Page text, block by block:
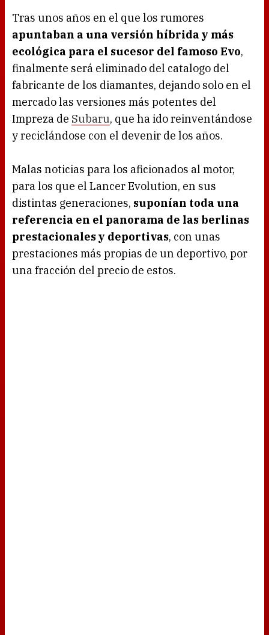
Tras unos años en el que los rumores
apuntaban a una versión híbrida y más
ecológica para el sucesor del famoso Evo,
finalmente será eliminado del catalogo del
fabricante de los diamantes, dejando solo en el
mercado las versiones más potentes del
Impreza de Subaru, que ha ido reinventándose
y reciclándose con el devenir de los años.
Malas noticias para los aficionados al motor,
para los que el Lancer Evolution, en sus
distintas generaciones, suponían toda una
referencia en el panorama de las berlinas
prestacionales y deportivas, con unas
prestaciones más propias de un deportivo, por
una fracción del precio de estos.